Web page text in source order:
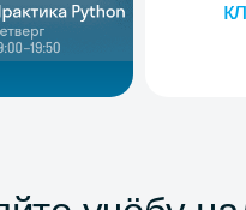
своё представление
образовании с нами